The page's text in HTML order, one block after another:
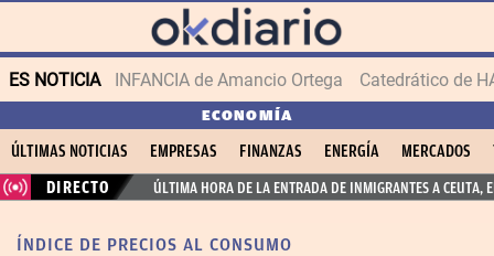
ES NOTICIA INFANCIA de Amancio Ortega
ECONOMÍA
ÚLTIMAS NOTICIAS EMPRESAS FINANZAS ENERGÍA MERCADOS
DIRECTO
ÚLTIMA HORA DE LA ENTRADA DE INMIGRANTES A CEUTA,
ÍNDICE DE PRECIOS AL CONSUMO